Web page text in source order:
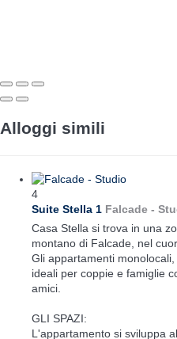
Alloggi simili
4
Suite Stella 1 Falcade -
Casa Stella si trova in una
montano di Falcade, nel
Gli appartamenti
ideali per coppie e famiglie
amici.
GLI SPAZI:
L'appartamento si sviluppa